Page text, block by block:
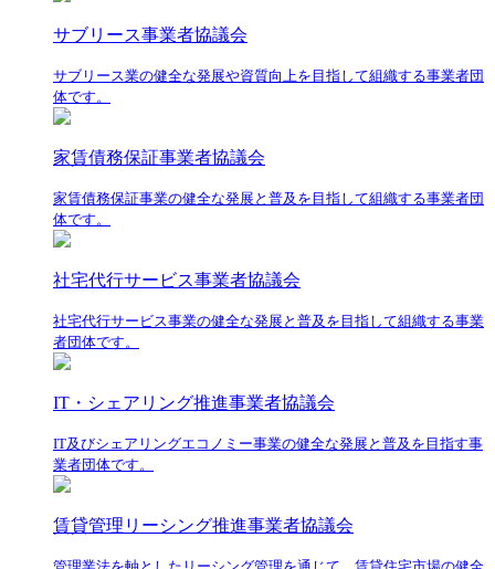
サブリース事業者協議会
サブリース業の健全な発展や資質向上を目指して組織する事業者団
体です。
家賃債務保証事業者協議会
家賃債務保証事業の健全な発展と普及を目指して組織する事業者団
体です。
社宅代行サービス事業者協議会
社宅代行サービス事業の健全な発展と普及を目指して組織する事業
者団体です。
IT・シェアリング推進事業者協議会
IT及びシェアリングエコノミー事業の健全な発展と普及を目指す事
業者団体です。
賃貸管理リーシング推進事業者協議会